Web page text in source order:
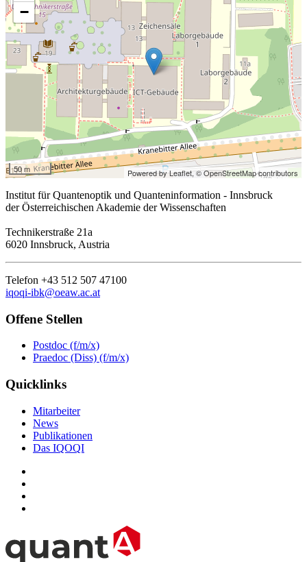
−
50 m Powered by Leaflet,© OpenStreetMap contributors
Institut für Quantenoptik und Quanteninformation - Innsbruck
der Österreichischen Akademie der Wissenschaften
Technikerstraße 21a
6020 Innsbruck, Austria
Telefon +43 512 507 47100
iqoqi-ibk@oeaw.ac.at
Offene Stellen
Postdoc (f/m/x)
Praedoc (Diss) (f/m/x)
Quicklinks
Mitarbeiter
News
Publikationen
Das IQOQI